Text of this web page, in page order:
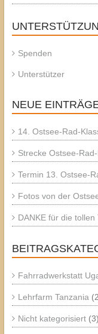
Spenden
Unterstützer
NEUE
14. Ostsee-Rad-
Strecke Ostsee-
Termin 13. Ostsee-
Fotos von der
DANKE für die tollen
Fahrradwerkstatt
Lehrfarm Tanzania
Nicht kategorisiert(3)